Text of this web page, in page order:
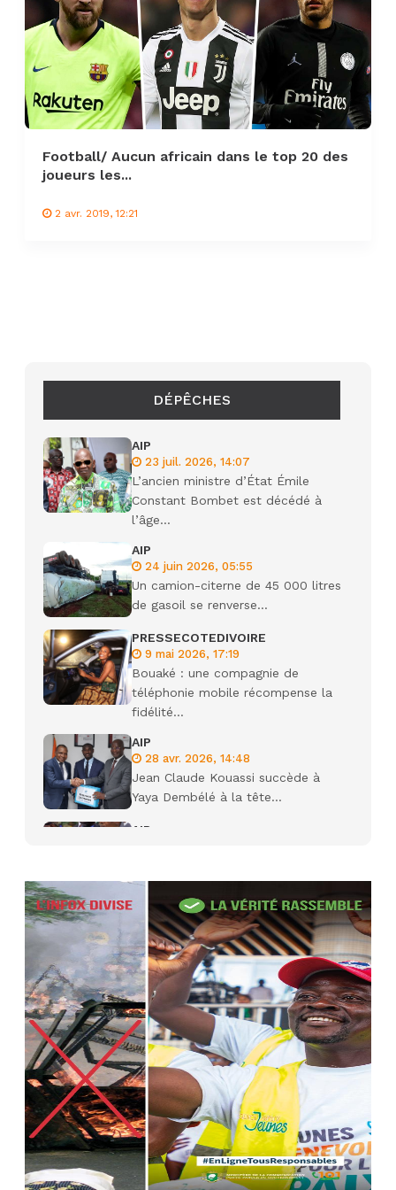
Football/ Aucun africain dans le top 20 des
joueurs les...
2 avr. 2019, 12:21
DÉPÊCHES
AIP
23 juil. 2026, 14:07
L’ancien ministre d’État Émile
Constant Bombet est décédé à
l’âge...
AIP
24 juin 2026, 05:55
Un camion-citerne de 45 000 litres
de gasoil se renverse...
PRESSECOTEDIVOIRE
9 mai 2026, 17:19
Bouaké : une compagnie de
téléphonie mobile récompense la
fidélité...
AIP
28 avr. 2026, 14:48
Jean Claude Kouassi succède à
Yaya Dembélé à la tête...
AIP
Camara tué lors d’attaques...
22 avr. 2026, 16:41
Des bureaux ravagés dans un
incendie survenu à la mairie...
AIP
10 avr. 2026, 09:48
Nommé Médiateur de la
République, Gaoussou Touré prend
officiellement fonction
AIP
13 mars 2026, 10:43
Nécrologie : décès de Guillaume
Houphouët-Boigny, fils du Père
fondateur...